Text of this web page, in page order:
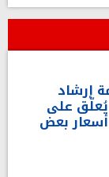
إرشاد
على
أسعار بعض